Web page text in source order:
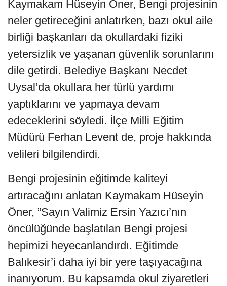
Kaymakam Hüseyin Öner, Bengi projesinin
neler getireceğini anlatırken, bazı okul aile
birliği başkanları da okullardaki fiziki
yetersizlik ve yaşanan güvenlik sorunlarını
dile getirdi. Belediye Başkanı Necdet
Uysal’da okullara her türlü yardımı
yaptıklarını ve yapmaya devam
edeceklerini söyledi. İlçe Milli Eğitim
Müdürü Ferhan Levent de, proje hakkında
velileri bilgilendirdi.
Bengi projesinin eğitimde kaliteyi
artıracağını anlatan Kaymakam Hüseyin
Öner, ”Sayın Valimiz Ersin Yazıcı’nın
öncülüğünde başlatılan Bengi projesi
hepimizi heyecanlandırdı. Eğitimde
Balıkesir’i daha iyi bir yere taşıyacağına
inanıyorum. Bu kapsamda okul ziyaretleri